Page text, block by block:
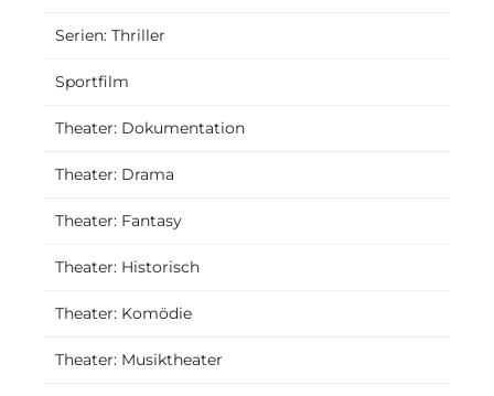
Serien: Thriller
Sportfilm
Theater: Dokumentation
Theater: Drama
Theater: Fantasy
Theater: Historisch
Theater: Komödie
Theater: Musiktheater